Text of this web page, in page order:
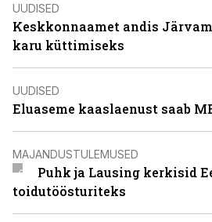
UUDISED
Keskkonnaamet andis
karu küttimiseks
UUDISED
Eluaseme kaaslaenust saab
MAJANDUSTULEMUSED
Puhk ja Lausing kerkisid
toidutöösturiteks